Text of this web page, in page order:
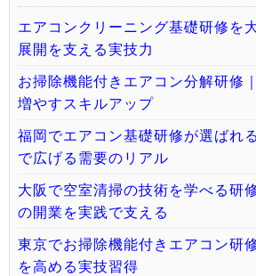
エアコンクリーニング基礎研修を
展開を支える実技力
お掃除機能付きエアコン分解研修
増やすスキルアップ
福岡でエアコン基礎研修が選ばれ
で広げる需要のリアル
大阪で空室清掃の技術を学べる研
の開業を実践で支える
東京でお掃除機能付きエアコン研
を高める実技習得